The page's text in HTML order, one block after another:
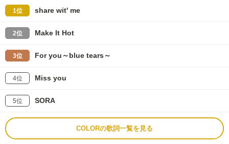
1位 share wit' me
2位 Make It Hot
3位 For you～blue tears～
4位 Miss you
5位 SORA
COLORの歌詞一覧を見る